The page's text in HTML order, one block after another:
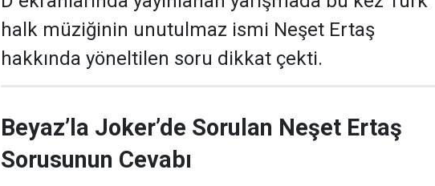
halk müziğinin unutulmaz ismi Neşet Ertaş
hakkında yöneltilen soru dikkat çekti.
Beyaz’la Joker’de Sorulan Neşet Ertaş
Sorusunun Cevabı